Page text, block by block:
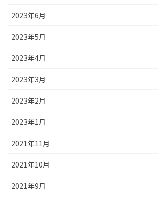
2023年6月
2023年5月
2023年4月
2023年3月
2023年2月
2023年1月
2021年11月
2021年10月
2021年9月